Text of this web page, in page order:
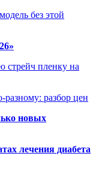
без этой
стрейч пленку на
разбор цен
новых
лечения диабета